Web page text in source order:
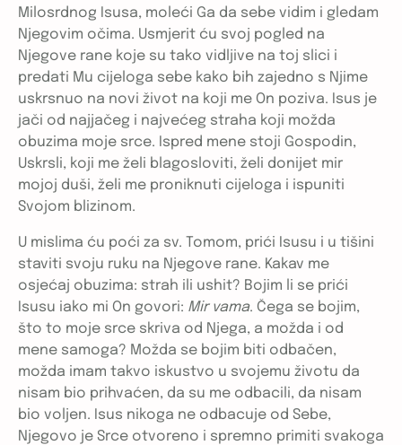
Milosrdnog Isusa, moleći Ga da sebe vidim i gledam
Njegovim očima. Usmjerit ću svoj pogled na
Njegove rane koje su tako vidljive na toj slici i
predati Mu cijeloga sebe kako bih zajedno s Njime
uskrsnuo na novi život na koji me On poziva. Isus je
jači od najjačeg i najvećeg straha koji možda
obuzima moje srce. Ispred mene stoji Gospodin,
Uskrsli, koji me želi blagosloviti, želi donijet mir
mojoj duši, želi me proniknuti cijeloga i ispuniti
Svojom blizinom.
U mislima ću poći za sv. Tomom, prići Isusu i u tišini
staviti svoju ruku na Njegove rane. Kakav me
osjećaj obuzima: strah ili ushit? Bojim li se prići
Isusu iako mi On govori: Mir vama. Čega se bojim,
što to moje srce skriva od Njega, a možda i od
mene samoga? Možda se bojim biti odbačen,
možda imam takvo iskustvo u svojemu životu da
nisam bio prihvaćen, da su me odbacili, da nisam
bio voljen. Isus nikoga ne odbacuje od Sebe,
Njegovo je Srce otvoreno i spremno primiti svakoga